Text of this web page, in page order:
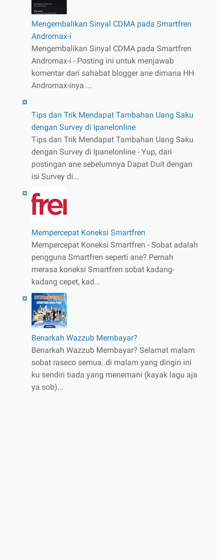
Mengembalikan Sinyal CDMA pada Smartfren
Andromax-i
Mengembalikan Sinyal CDMA pada Smartfren
Andromax-i - Posting ini untuk menjawab
komentar dari sahabat blogger ane dimana HH
Andromax-inya ...
Tips dan Trik Mendapat Tambahan Uang Saku
dengan Survey di Ipanelonline
Tips dan Trik Mendapat Tambahan Uang Saku
dengan Survey di Ipanelonline - Yup, dari
postingan ane sebelumnya Dapat Duit dengan
isi Survey di...
Mempercepat Koneksi Smartfren
Mempercepat Koneksi Smartfren - Sobat adalah
pengguna Smartfren seperti ane? Pernah
merasa koneksi Smartfren sobat kadang-
kadang cepet, kad...
Benarkah Wazzub Membayar?
Benarkah Wazzub Membayar? Selamat malam
sobat raseco semua..di malam yang dingin ini
ku sendiri tiada yang menemani (kayak lagu aja
ya sob)...